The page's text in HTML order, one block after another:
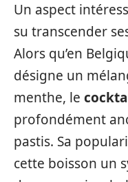
Un aspect
su transcender
Alors qu’en
désigne un
menthe, le
profondément
pastis. Sa
cette boisson un